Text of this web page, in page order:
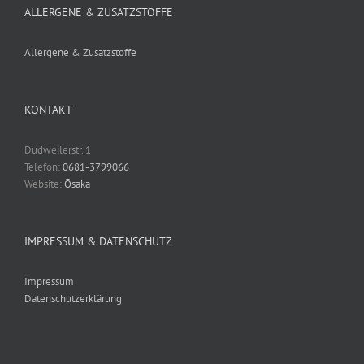
ALLERGENE & ZUSATZSTOFFE
Allergene & Zusatzstoffe
KONTAKT
Dudweilerstr. 1
Telefon:0681-3799066
Website:Ōsaka
IMPRESSUM & DATENSCHUTZ
Impressum
Datenschutzerklärung